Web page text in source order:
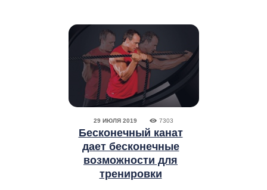
29 ИЮЛЯ 2019 7303
Бесконечный канат
дает бесконечные
возможности для
тренировки